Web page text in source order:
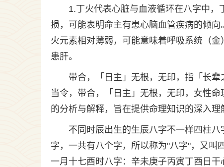
1.丁火代表心脏与血液循环在八字中
损，可能表明命主有患心脑血管疾病的倾
火元素相对薄弱，可能意味着呼吸系统（
患肝。
带合，「日主」无根，无印，指「长
当令，带合，「日主」无根，无印，女性
的分析与解释，旨在提供命理知识的深入
不同时辰出生的生辰八字不一样四柱
字，一共有八个字，所以称为"八字"，又叫
一月十七酉时八字：辛未庚子丙寅丁酉日干